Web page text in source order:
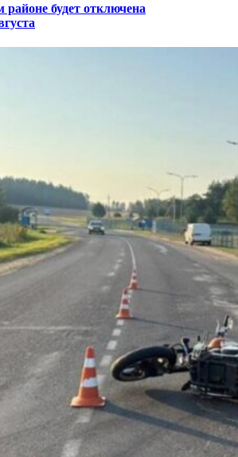
будет отключена